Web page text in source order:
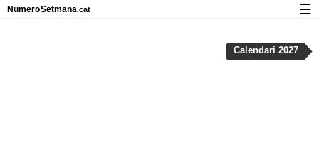
Calendari 2027
NumeroSetmana.cat ☰